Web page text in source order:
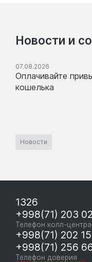
Новости и
07.08.2026
Оплачивайте
кошелька
Новости
1326
+998(71) 203
Телефон колл-центра
+998(71) 202
+998(71) 256
Телефон доверия